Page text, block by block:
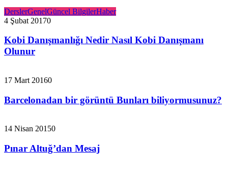
DerslerGenelGüncel BilgilerHaber
4 Şubat 20170
Kobi Danışmanlığı Nedir Nasıl Kobi Danışmanı
Olunur
17 Mart 20160
Barcelonadan bir görüntü Bunları biliyormusunuz?
14 Nisan 20150
Pınar Altuğ’dan Mesaj